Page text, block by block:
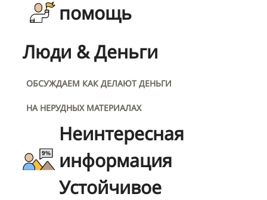
помощь
Люди & Деньги
ОБСУЖДАЕМ КАК ДЕЛАЮТ ДЕНЬГИ
НА НЕРУДНЫХ МАТЕРИАЛАХ
Неинтересная
информация
Устойчивое